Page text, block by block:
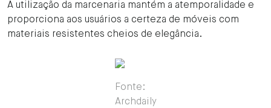
A utilização da marcenaria mantém a atemporalidade e
proporciona aos usuários a certeza de móveis com
materiais resistentes cheios de elegância.
Fonte:
Archdaily